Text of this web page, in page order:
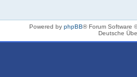
Powered by phpBB® Forum Software
Deutsche